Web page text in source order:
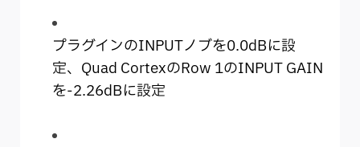
プラグインのINPUTノブを0.0dBに設
定、Quad CortexのRow 1のINPUT GAIN
を-2.26dBに設定